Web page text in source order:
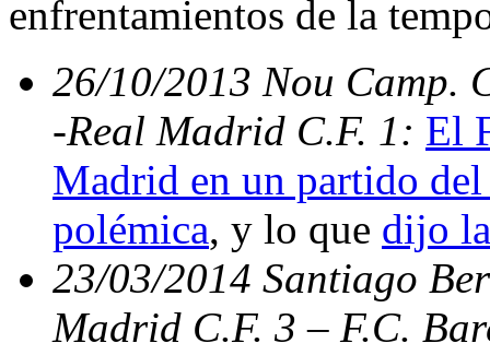
enfrentamientos de la
26/10/2013 Nou Camp.
-Real Madrid C.F. 1: El
Madrid en un partido
polémica, y lo que dijo
23/03/2014 Santiago
Madrid C.F. 3 – F.C.